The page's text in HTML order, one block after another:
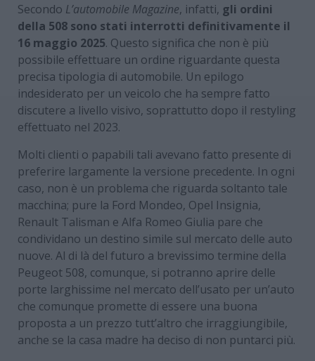
Secondo L’automobile Magazine, infatti, gli ordini
della 508 sono stati interrotti definitivamente il
16 maggio 2025. Questo significa che non è più
possibile effettuare un ordine riguardante questa
precisa tipologia di automobile. Un epilogo
indesiderato per un veicolo che ha sempre fatto
discutere a livello visivo, soprattutto dopo il restyling
effettuato nel 2023.
Molti clienti o papabili tali avevano fatto presente di
preferire largamente la versione precedente. In ogni
caso, non è un problema che riguarda soltanto tale
macchina; pure la Ford Mondeo, Opel Insignia,
Renault Talisman e Alfa Romeo Giulia pare che
condividano un destino simile sul mercato delle auto
nuove. Al di là del futuro a brevissimo termine della
Peugeot 508, comunque, si potranno aprire delle
porte larghissime nel mercato dell’usato per un’auto
che comunque promette di essere una buona
proposta a un prezzo tutt’altro che irraggiungibile,
anche se la casa madre ha deciso di non puntarci più.